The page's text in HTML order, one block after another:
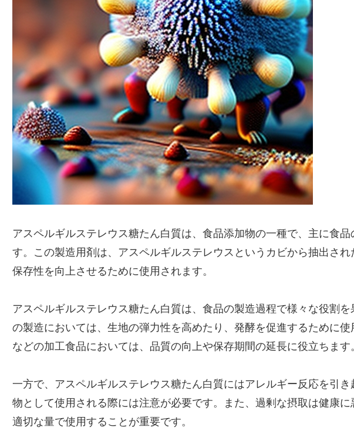
アスペルギルステレウス糖たん白質は、食品添加物の一種で、主に食
す。この製造用剤は、アスペルギルステレウスというカビから抽出さ
保存性を向上させるために使用されます。
アスペルギルステレウス糖たん白質は、食品の製造過程で様々な役割
の製造においては、生地の弾力性を高めたり、発酵を促進するために
などの加工食品においては、品質の向上や保存期間の延長に役立ちます
一方で、アスペルギルステレウス糖たん白質にはアレルギー反応を引
物として使用される際には注意が必要です。また、過剰な摂取は健康に
適切な量で使用することが重要です。